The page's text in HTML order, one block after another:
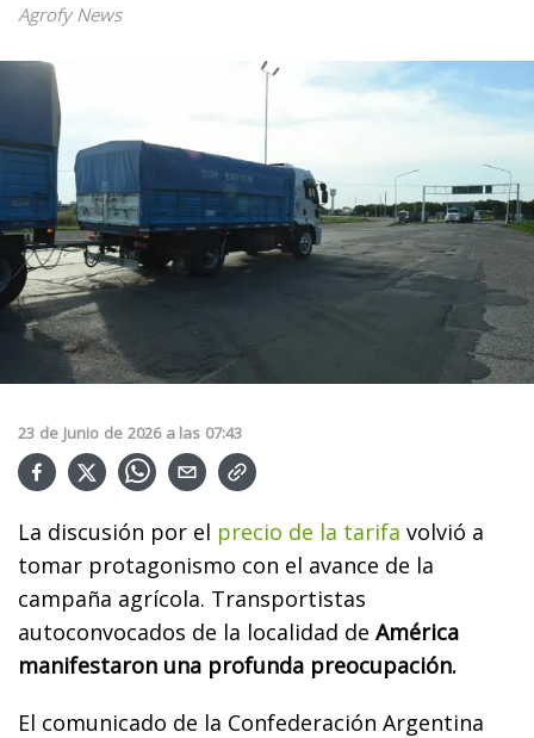
Agrofy News
23 de Junio de 2026 a las 07:43
La discusión por el precio de la tarifa volvió a
tomar protagonismo con el avance de la
campaña agrícola. Transportistas
autoconvocados de la localidad de América
manifestaron una profunda preocupación.
El comunicado de la Confederación Argentina